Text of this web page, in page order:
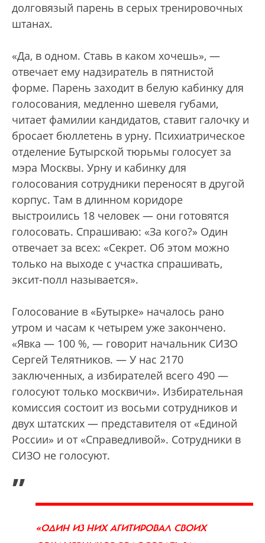
долговязый парень в серых тренировочных
штанах.
«Да, в одном. Ставь в каком хочешь», —
отвечает ему надзиратель в пятнистой
форме. Парень заходит в белую кабинку для
голосования, медленно шевеля губами,
читает фамилии кандидатов, ставит галочку и
бросает бюллетень в урну. Психиатрическое
отделение Бутырской тюрьмы голосует за
мэра Москвы. Урну и кабинку для
голосования сотрудники переносят в другой
корпус. Там в длинном коридоре
выстроились 18 человек — они готовятся
голосовать. Спрашиваю: «За кого?» Один
отвечает за всех: «Секрет. Об этом можно
только на выходе с участка спрашивать,
эксит-полл называется».
Голосование в «Бутырке» началось рано
утром и часам к четырем уже закончено.
«Явка — 100 %, — говорит начальник СИЗО
Сергей Телятников. — У нас 2170
заключенных, а избирателей всего 490 —
голосуют только москвичи». Избирательная
комиссия состоит из восьми сотрудников и
двух штатских — представителя от «Единой
России» и от «Справедливой». Сотрудники в
СИЗО не голосуют.
„
«ОДИН ИЗ НИХ АГИТИРОВАЛ СВОИХ